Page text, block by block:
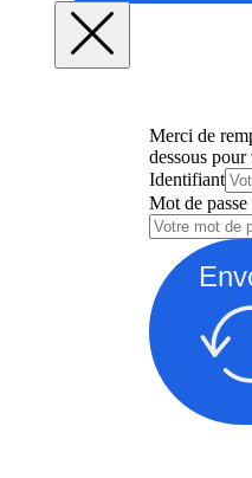
Merci de
dessous
Identifiant
Mot de passe